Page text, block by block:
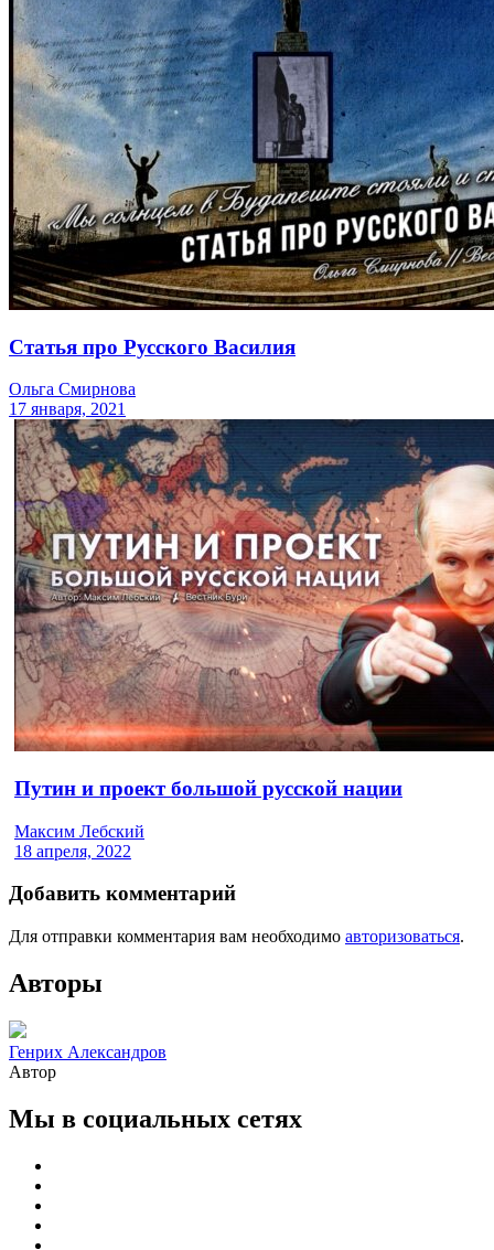
Статья про Русского Василия
Ольга Смирнова
17 января, 2021
Путин и проект большой русской нации
Максим Лебский
18 апреля, 2022
Добавить комментарий
Для отправки комментария вам необходимо авторизоваться.
Авторы
Генрих Александров
Автор
Мы в социальных сетях